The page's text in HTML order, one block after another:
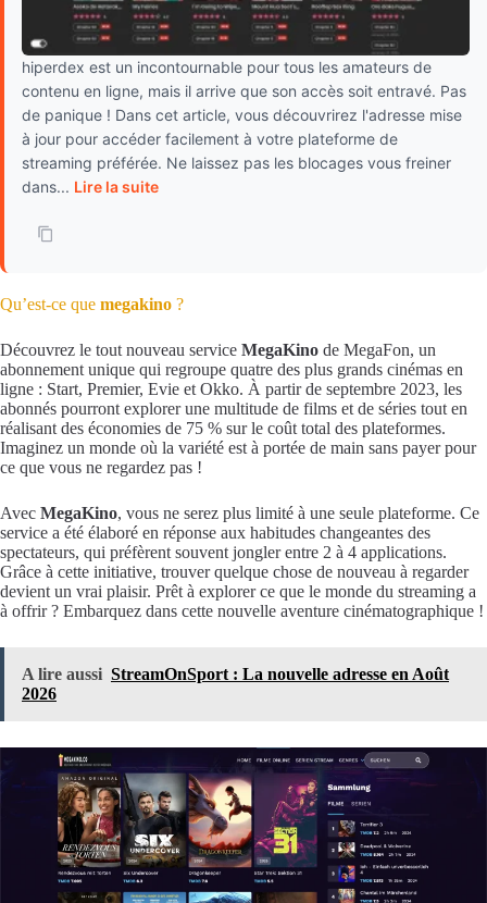
hiperdex est un incontournable pour tous les amateurs de
contenu en ligne, mais il arrive que son accès soit entravé. Pas
de panique ! Dans cet article, vous découvrirez l'adresse mise
à jour pour accéder facilement à votre plateforme de
streaming préférée. Ne laissez pas les blocages vous freiner
dans... Lire la suite
Qu’est-ce que megakino ?
Découvrez le tout nouveau service MegaKino de MegaFon, un
abonnement unique qui regroupe quatre des plus grands cinémas en
ligne : Start, Premier, Evie et Okko. À partir de septembre 2023, les
abonnés pourront explorer une multitude de films et de séries tout en
réalisant des économies de 75 % sur le coût total des plateformes.
Imaginez un monde où la variété est à portée de main sans payer pour
ce que vous ne regardez pas !
Avec MegaKino, vous ne serez plus limité à une seule plateforme. Ce
service a été élaboré en réponse aux habitudes changeantes des
spectateurs, qui préfèrent souvent jongler entre 2 à 4 applications.
Grâce à cette initiative, trouver quelque chose de nouveau à regarder
devient un vrai plaisir. Prêt à explorer ce que le monde du streaming a
à offrir ? Embarquez dans cette nouvelle aventure cinématographique !
A lire aussi StreamOnSport : La nouvelle adresse en Août
2026